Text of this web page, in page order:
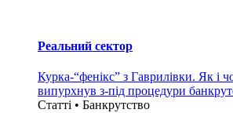
Реальний сектор
Курка-“фенікс” з Гаврилівки. Як і
випурхнув з-під процедури
Статті • Банкрутство